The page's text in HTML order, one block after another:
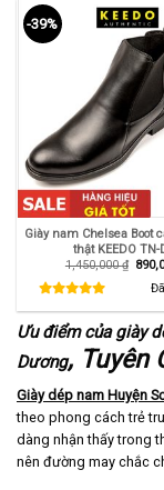
-39%
Giày nam Chelsea Boot
thật KEEDO TN-
1,450,000₫ Giá
Ưu điểm của giày
Dương, Tuyên
Giày dép nam Huyện
theo phong cách trẻ
dàng nhận thấy trong
nên đường may chắc